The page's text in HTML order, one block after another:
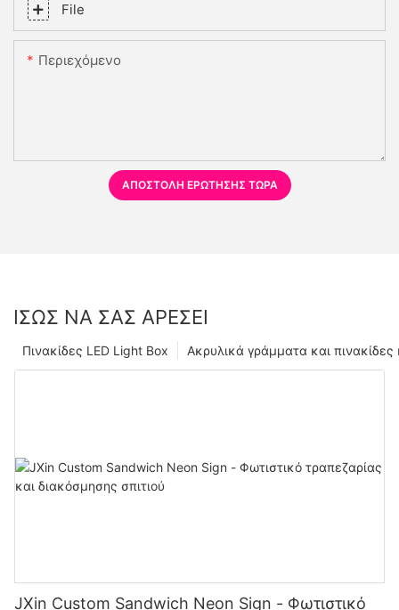
File
Περιεχόμενο
ΑΠΟΣΤΟΛΉ ΕΡΏΤΗΣΗΣ ΤΏΡΑ
ΊΣΩΣ ΝΑ ΣΑΣ ΑΡΈΣΕΙ
Ακρυλικά γράμματα και
Πινακίδες LED Light Box
JXin Custom Sandwich Neon Sign - Φωτιστικό